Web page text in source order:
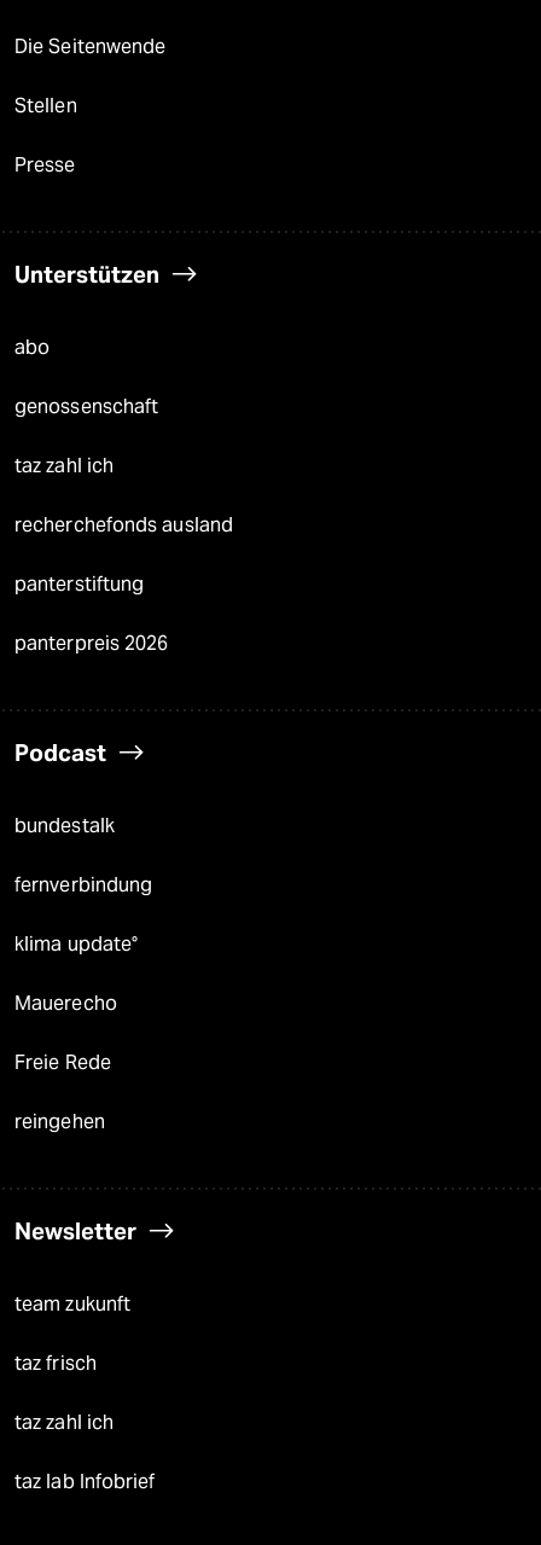
Die Seitenwende
Stellen
Presse
Unterstützen
abo
genossenschaft
taz zahl ich
recherchefonds ausland
panterstiftung
panterpreis 2026
Podcast
bundestalk
fernverbindung
klima update°
Mauerecho
Freie Rede
reingehen
Newsletter
team zukunft
taz frisch
taz zahl ich
taz lab Infobrief